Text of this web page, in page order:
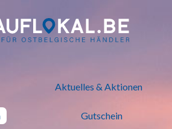
- Bei lokalen
Aktuelles & Aktionen
Gutschein